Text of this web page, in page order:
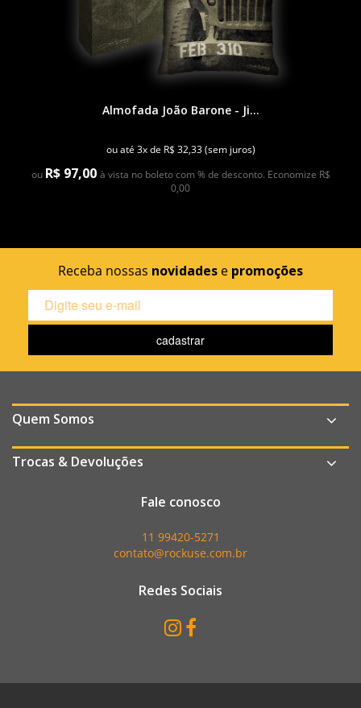
Almofada João Barone - Ji...
ou até 3x de R$ 32,33 (sem juros)
ou R$ 97,00 à vista no boleto com % de desconto. Economize R$
0,00
Receba nossas novidades e promoções
Quem Somos
Trocas & Devoluções
Fale conosco
11 99420-5271
contato@rockuse.com.br
Redes Sociais